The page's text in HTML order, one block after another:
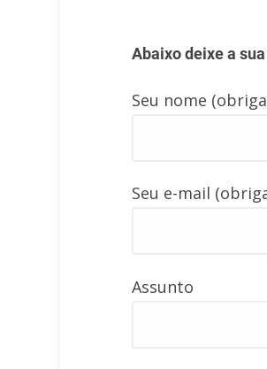
Abaixo deixe a
Seu nome
Seu e-mail
Assunto